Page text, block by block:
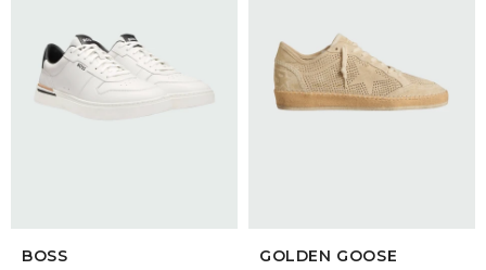
BOSS GOLDEN GOOSE